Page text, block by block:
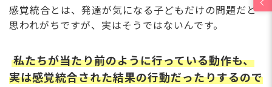
感覚統合とは、発達が気になる⼦どもだけの問題だと
思われがちですが、実はそうではないんです。
私たちが当たり前のように⾏っている動作も、
実は感覚統合された結果の⾏動だったりするので